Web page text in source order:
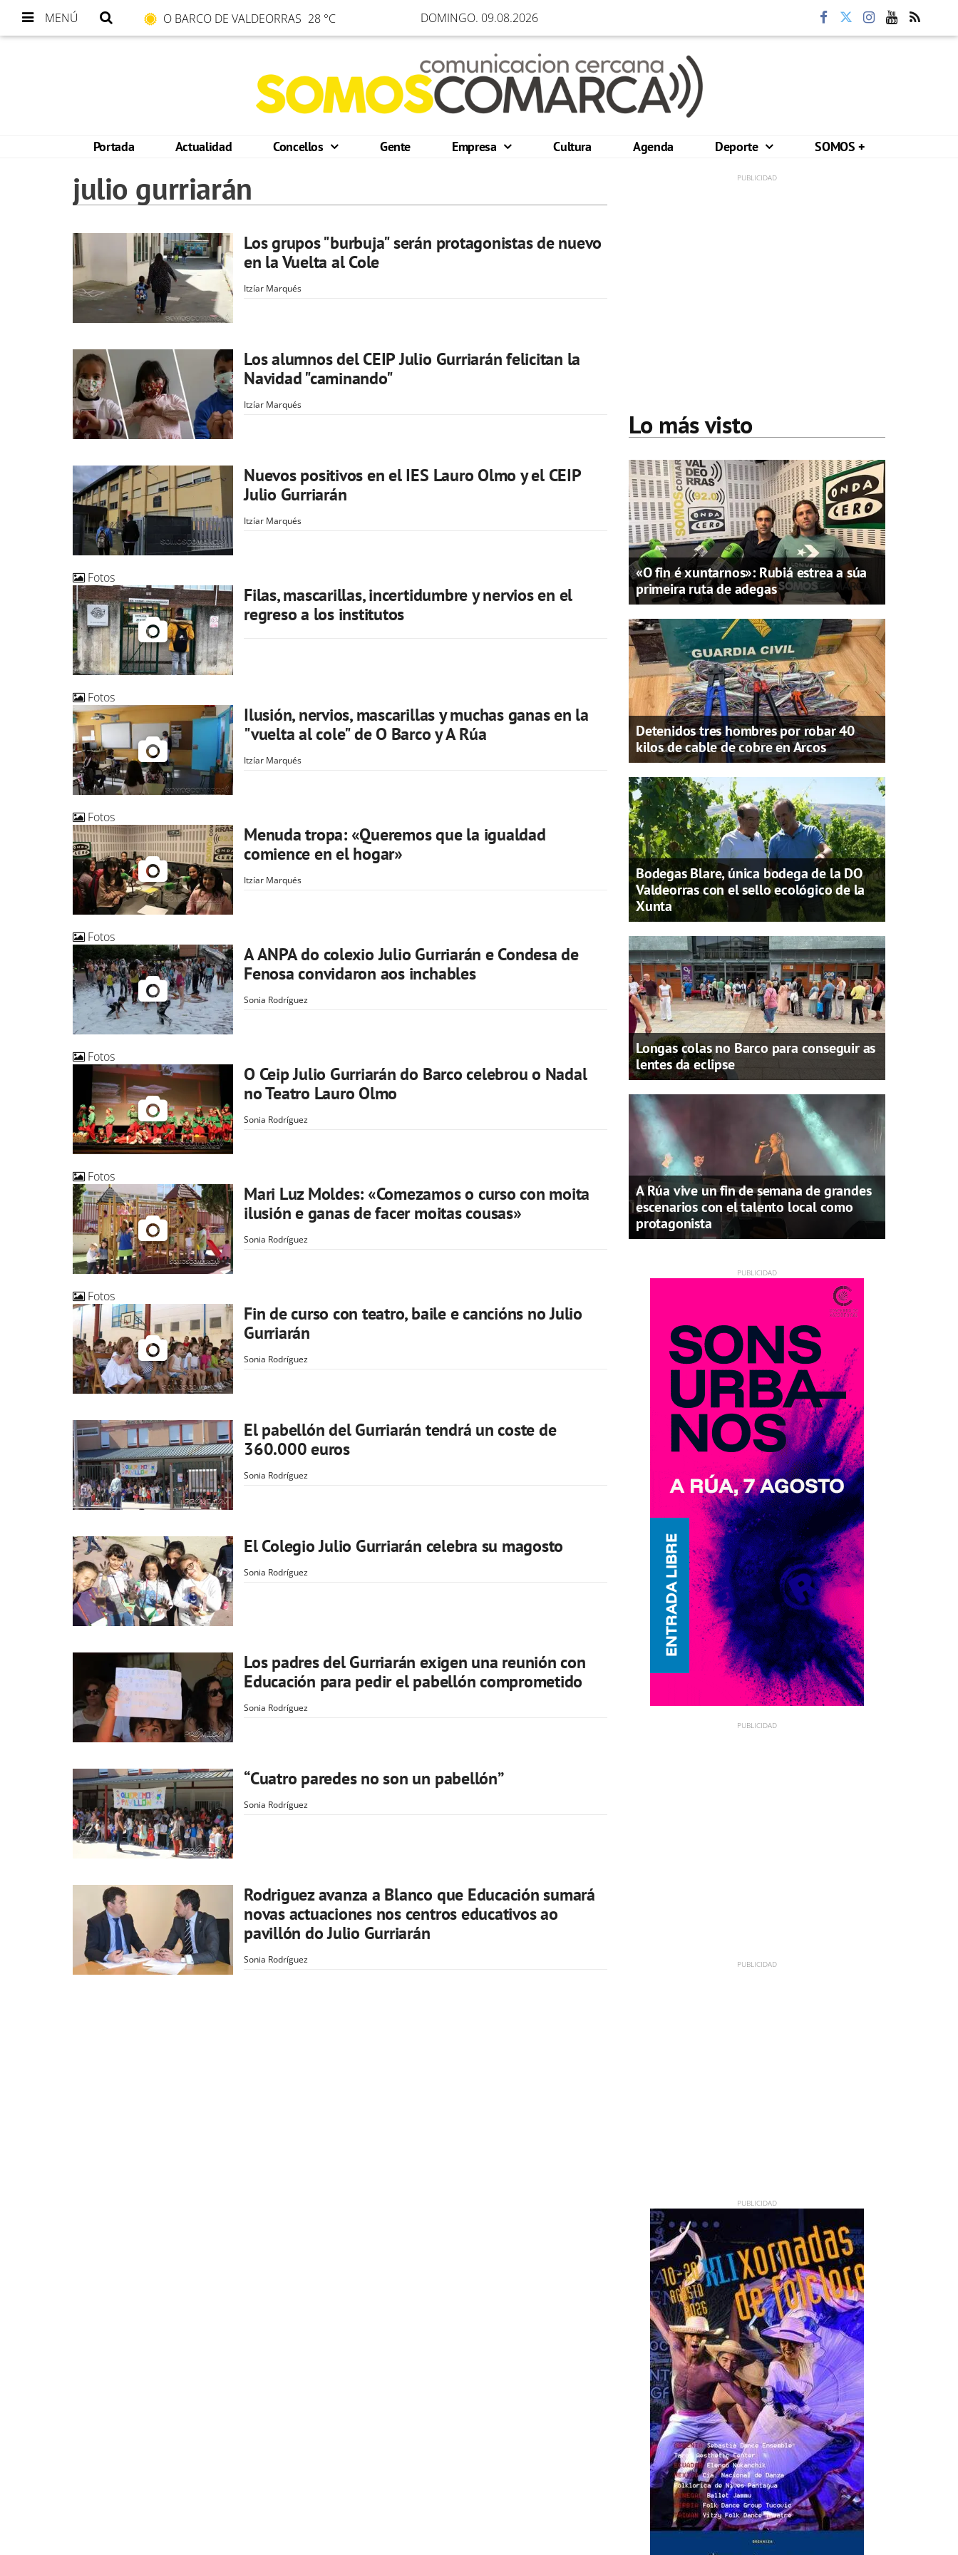
MENÚ O BARCO DE VALDEORRAS 28 °C DOMINGO. 09.08.2026
Portada Actualidad Concellos Gente Empresa Cultura Agenda Deporte SOMOS +
julio gurriarán
Los grupos "burbuja" serán protagonistas de nuevo
en la Vuelta al Cole
Itzíar Marqués
Los alumnos del CEIP Julio Gurriarán felicitan la
Navidad "caminando"
Itzíar Marqués
Nuevos positivos en el IES Lauro Olmo y el CEIP
Julio Gurriarán
Itzíar Marqués
Fotos
Filas, mascarillas, incertidumbre y nervios en el
regreso a los institutos
Fotos
Ilusión, nervios, mascarillas y muchas ganas en la
"vuelta al cole" de O Barco y A Rúa
Itzíar Marqués
Fotos
Menuda tropa: «Queremos que la igualdad
comience en el hogar»
Itzíar Marqués
Fotos
A ANPA do colexio Julio Gurriarán e Condesa de
Fenosa convidaron aos inchables
Sonia Rodríguez
Fotos
O Ceip Julio Gurriarán do Barco celebrou o Nadal
no Teatro Lauro Olmo
Sonia Rodríguez
Fotos
Mari Luz Moldes: «Comezamos o curso con moita
ilusión e ganas de facer moitas cousas»
Sonia Rodríguez
Fotos
Fin de curso con teatro, baile e cancións no Julio
Gurriarán
Sonia Rodríguez
El pabellón del Gurriarán tendrá un coste de
360.000 euros
Sonia Rodríguez
El Colegio Julio Gurriarán celebra su magosto
Sonia Rodríguez
Los padres del Gurriarán exigen una reunión con
Educación para pedir el pabellón comprometido
Sonia Rodríguez
“Cuatro paredes no son un pabellón”
Sonia Rodríguez
Rodriguez avanza a Blanco que Educación sumará
novas actuaciones nos centros educativos ao
pavillón do Julio Gurriarán
Sonia Rodríguez
Lo más visto
«O fin é xuntarnos»: Rubiá estrea a súa
primeira ruta de adegas
Detenidos tres hombres por robar 40
kilos de cable de cobre en Arcos
Bodegas Blare, única bodega de la DO
Valdeorras con el sello ecológico de la
Xunta
Longas colas no Barco para conseguir as
lentes da eclipse
A Rúa vive un fin de semana de grandes
escenarios con el talento local como
protagonista